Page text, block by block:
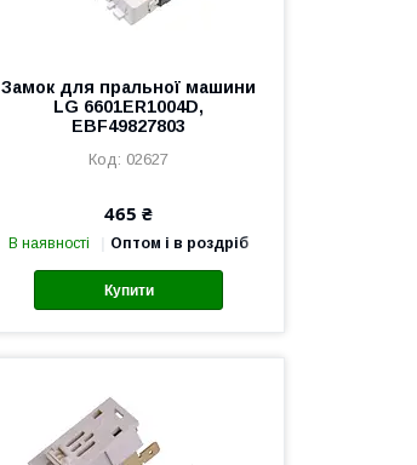
Замок для пральної машини
LG 6601ER1004D,
EBF49827803
02627
465 ₴
В наявності Оптом і в роздріб
Купити